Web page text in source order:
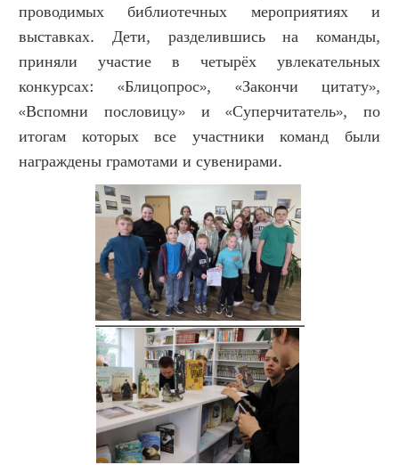
проводимых библиотечных мероприятиях и
выставках. Дети, разделившись на команды,
приняли участие в четырёх увлекательных
конкурсах: «Блицопрос», «Закончи цитату»,
«Вспомни пословицу» и «Суперчитатель», по
итогам которых все участники команд были
награждены грамотами и сувенирами.